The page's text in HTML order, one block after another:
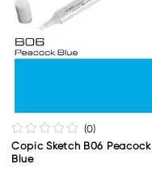
(0)
Copic Sketch B06 Peacock
Blue